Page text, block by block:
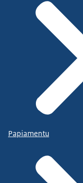
Papiamentu